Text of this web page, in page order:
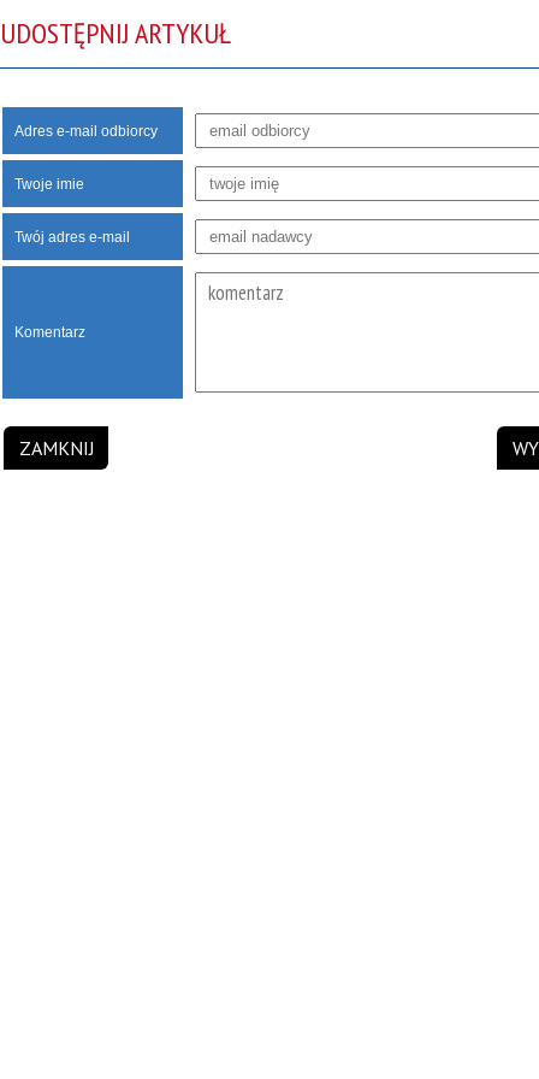
UDOSTĘPNIJ ARTYKUŁ
Adres e-mail odbiorcy
Twoje imie
Twój adres e-mail
Komentarz